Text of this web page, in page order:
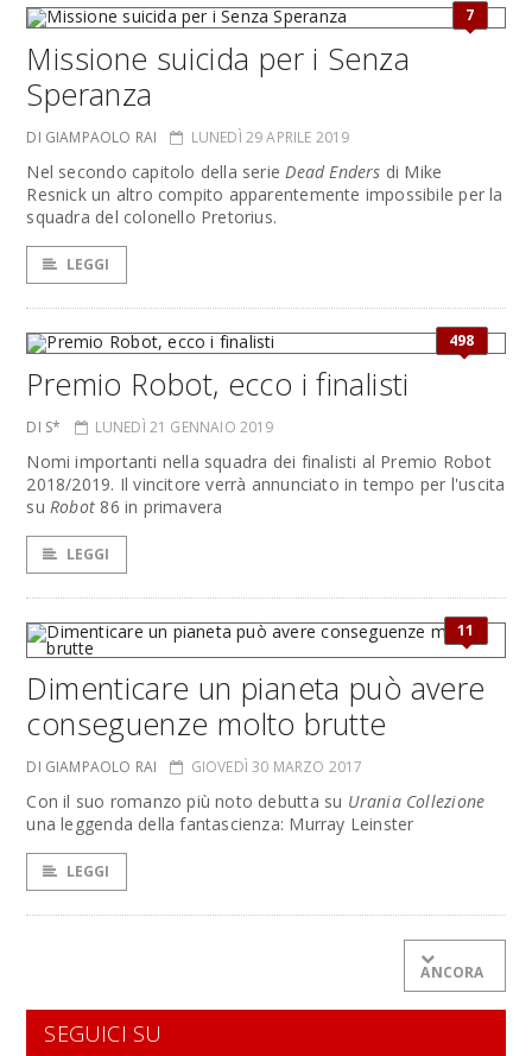
7
Missione suicida per i Senza
Speranza
DI GIAMPAOLO RAI LUNEDÌ 29 APRILE 2019
Nel secondo capitolo della serieDead Enders di Mike
Resnick un altro compito apparentemente impossibile per la
squadra del colonello Pretorius.
LEGGI
498
Premio Robot, ecco i finalisti
DI S* LUNEDÌ 21 GENNAIO 2019
Nomi importanti nella squadra dei finalisti al Premio Robot
2018/2019. Il vincitore verrà annunciato in tempo per l'uscita
suRobot 86 in primavera
LEGGI
11
Dimenticare un pianeta può avere
conseguenze molto brutte
DI GIAMPAOLO RAI GIOVEDÌ 30 MARZO 2017
Con il suo romanzo più noto debutta su Urania Collezione
una leggenda della fantascienza: Murray Leinster
LEGGI
ANCORA
SEGUICI SU